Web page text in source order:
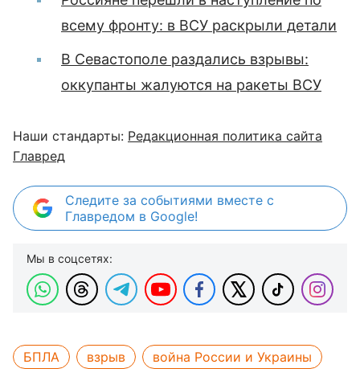
всему фронту: в ВСУ раскрыли детали
В Севастополе раздались взрывы:
оккупанты жалуются на ракеты ВСУ
Наши стандарты: Редакционная политика сайта
Главред
Следите за событиями вместе с
Главредом в Google!
Мы в соцсетях:
БПЛА взрыв война России и Украины